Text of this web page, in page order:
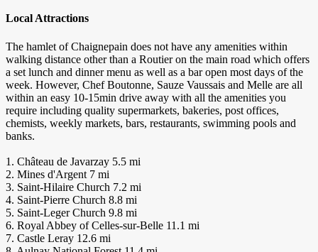
Local Attractions
The hamlet of Chaignepain does not have any amenities within
walking distance other than a Routier on the main road which offers
a set lunch and dinner menu as well as a bar open most days of the
week. However, Chef Boutonne, Sauze Vaussais and Melle are all
within an easy 10-15min drive away with all the amenities you
require including quality supermarkets, bakeries, post offices,
chemists, weekly markets, bars, restaurants, swimming pools and
banks.
1. Château de Javarzay 5.5 mi
2. Mines d'Argent 7 mi
3. Saint-Hilaire Church 7.2 mi
4. Saint-Pierre Church 8.8 mi
5. Saint-Leger Church 9.8 mi
6. Royal Abbey of Celles-sur-Belle 11.1 mi
7. Castle Leray 12.6 mi